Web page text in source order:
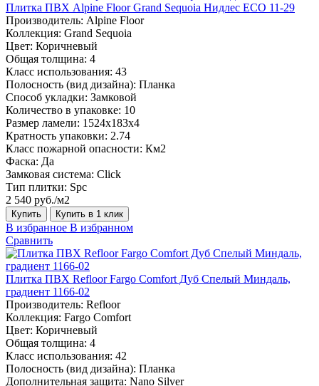
Плитка ПВХ Alpine Floor Grand Sequoia Нидлес ECO 11-29
Производитель: Alpine Floor
Коллекция: Grand Sequoia
Цвет: Коричневый
Общая толщина: 4
Класс использования: 43
Полосность (вид дизайна): Планка
Способ укладки: Замковой
Количество в упаковке: 10
Размер ламели: 1524х183х4
Кратность упаковки: 2.74
Класс пожарной опасности: Км2
Фаска: Да
Замковая система: Click
Тип плитки: Spc
2 540 руб./м2
Купить Купить в 1 клик
В избранное В избранном
Сравнить
Плитка ПВХ Refloor Fargo Comfort Дуб Спелый Миндаль,
градиент 1166-02
Производитель: Refloor
Коллекция: Fargo Comfort
Цвет: Коричневый
Общая толщина: 4
Класс использования: 42
Полосность (вид дизайна): Планка
Дополнительная защита: Nano Silver